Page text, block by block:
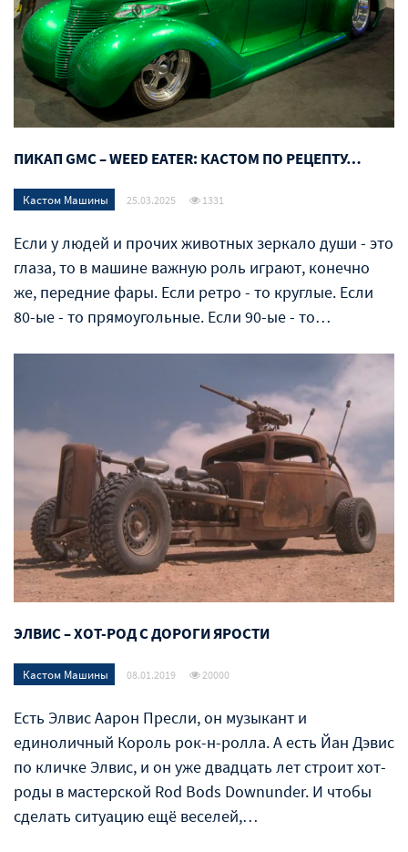
ПИКАП GMC – WEED EATER: КАСТОМ ПО РЕЦЕПТУ…
Кастом Машины 25.03.2025 1331
Если у людей и прочих животных зеркало души - это
глаза, то в машине важную роль играют, конечно
же, передние фары. Если ретро - то круглые. Если
80-ые - то прямоугольные. Если 90-ые - то…
ЭЛВИС – ХОТ-РОД С ДОРОГИ ЯРОСТИ
Кастом Машины 08.01.2019 20000
Есть Элвис Аарон Пресли, он музыкант и
единоличный Король рок-н-ролла. А есть Йан Дэвис
по кличке Элвис, и он уже двадцать лет строит хот-
роды в мастерской Rod Bods Downunder. И чтобы
сделать ситуацию ещё веселей,…